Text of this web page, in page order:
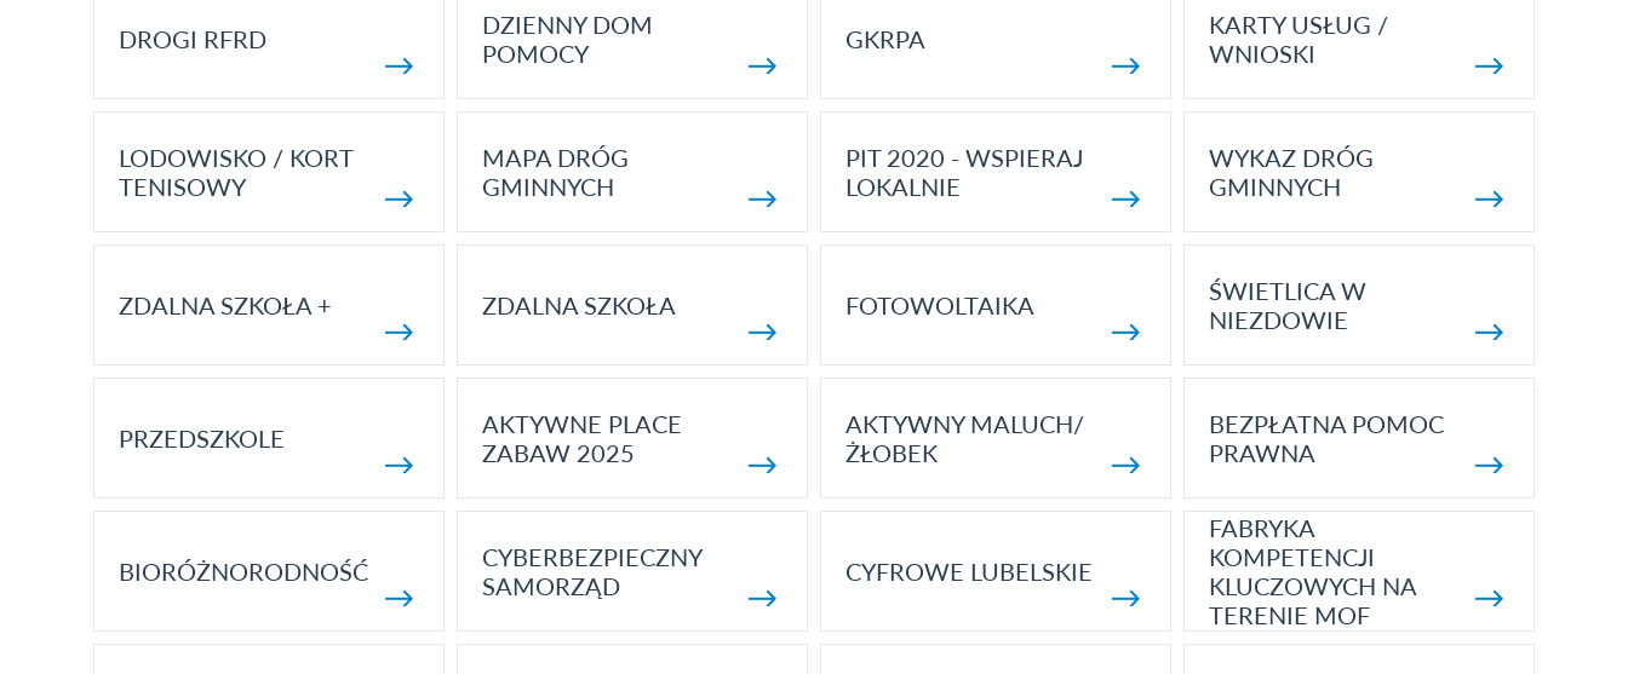
DROGI RFRD
DZIENNY DOM
POMOCY
GKRPA
KARTY USŁUG /
WNIOSKI
LODOWISKO / KORT
TENISOWY
MAPA DRÓG
GMINNYCH
PIT 2020 - WSPIERAJ
LOKALNIE
WYKAZ DRÓG
GMINNYCH
ZDALNA SZKOŁA + ZDALNA SZKOŁA FOTOWOLTAIKA
ŚWIETLICA W
NIEZDOWIE
PRZEDSZKOLE
AKTYWNE PLACE
ZABAW 2025
AKTYWNY MALUCH/
ŻŁOBEK
BEZPŁATNA POMOC
PRAWNA
BIORÓŻNORODNOŚĆ
CYBERBEZPIECZNY
SAMORZĄD
CYFROWE LUBELSKIE
FABRYKA
KOMPETENCJI
KLUCZOWYCH NA
TERENIE MOF